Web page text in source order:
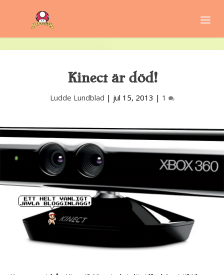
Kinect är död!
Ludde Lundblad | jul 15, 2013 | 1